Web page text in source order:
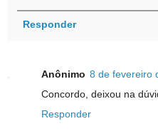
Responder
Anônimo 8 de fevereiro
Concordo, deixou na
Responder